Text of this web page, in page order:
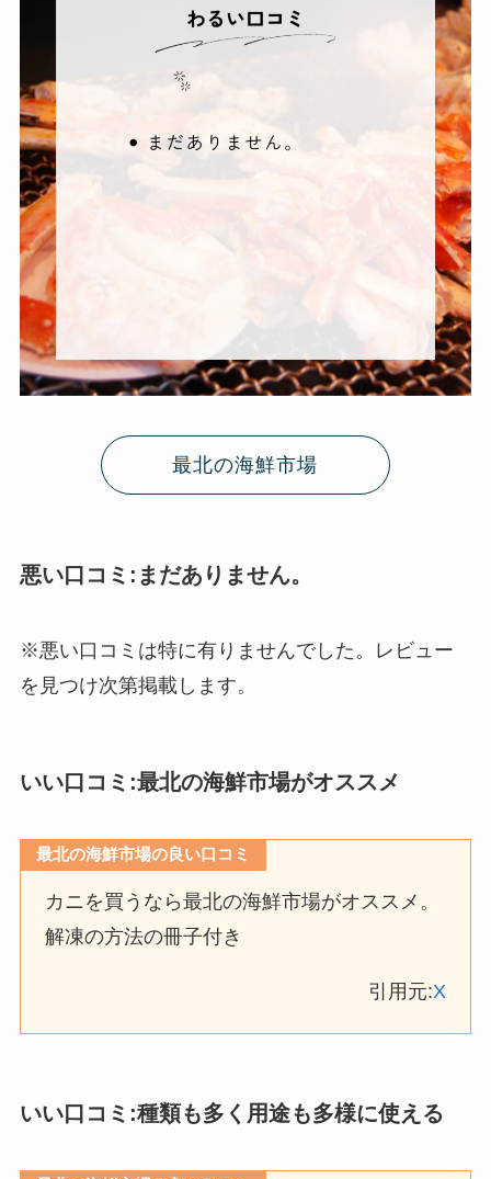
最北の海鮮市場
悪い口コミ:まだありません。
※悪い口コミは特に有りませんでした。レビュー
を見つけ次第掲載します。
いい口コミ:最北の海鮮市場がオススメ
最北の海鮮市場の良い口コミ
カニを買うなら最北の海鮮市場がオススメ。
解凍の方法の冊子付き
引用元:X
いい口コミ:種類も多く用途も多様に使える